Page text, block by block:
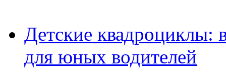
Детские квадроциклы:
для юных водителей